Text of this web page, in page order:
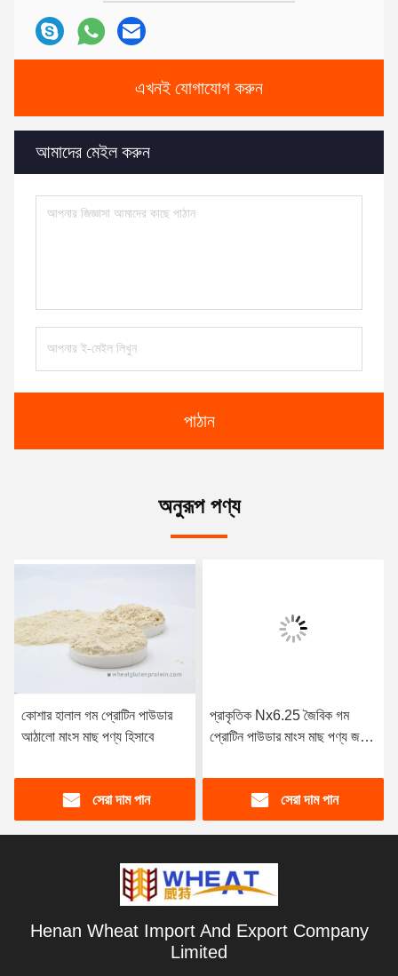
এখনই যোগাযোগ করুন
আমাদের মেইল করুন
পাঠান
অনুরূপ পণ্য
কোশার হালাল গম প্রোটিন পাউডার
আঠালো মাংস মাছ পণ্য হিসাবে
সেরা দাম পান
প্রাকৃতিক Nx6.25 জৈবিক গম
প্রোটিন পাউডার মাংস মাছ পণ্য জন্য
সেরা দাম পান
Henan Wheat Import And Export Company
Limited